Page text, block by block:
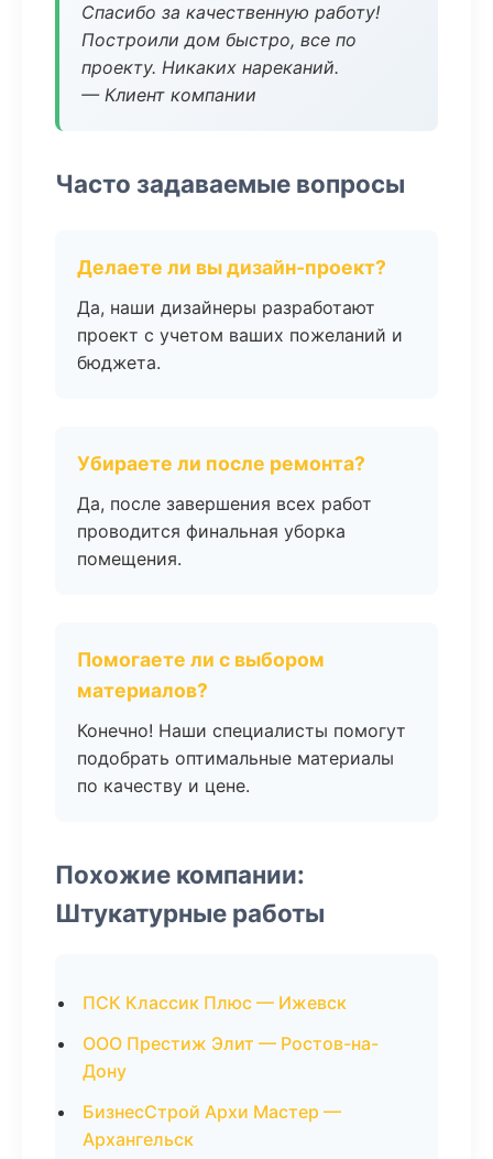
Спасибо за качественную работу!
Построили дом быстро, все по
проекту. Никаких нареканий.
— Клиент компании
Часто задаваемые вопросы
Делаете ли вы дизайн-проект?
Да, наши дизайнеры разработают
проект с учетом ваших пожеланий и
бюджета.
Убираете ли после ремонта?
Да, после завершения всех работ
проводится финальная уборка
помещения.
Помогаете ли с выбором
материалов?
Конечно! Наши специалисты помогут
подобрать оптимальные материалы
по качеству и цене.
Похожие компании:
Штукатурные работы
ПСК Классик Плюс — Ижевск
ООО Престиж Элит — Ростов-на-
Дону
БизнесСтрой Архи Мастер —
Архангельск